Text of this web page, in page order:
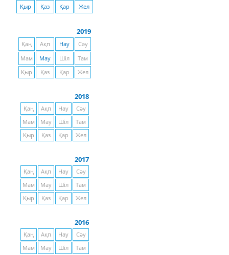
Қыр
Қаз Қар Жел
2019
Қаң Ақп Нау
Сәу
Мам
Мау Шіл
Там
Қыр
Қаз Қар Жел
2018
Қаң Ақп Нау
Сәу
Мам
Мау Шіл
Там
Қыр
Қаз Қар Жел
2017
Қаң Ақп Нау
Сәу
Мам
Мау Шіл
Там
Қыр
Қаз Қар Жел
2016
Қаң Ақп Нау
Сәу
Мам
Мау Шіл
Там